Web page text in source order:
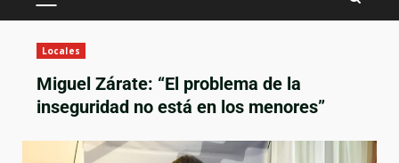
Locales
Miguel Zárate: “El problema de la
inseguridad no está en los menores”